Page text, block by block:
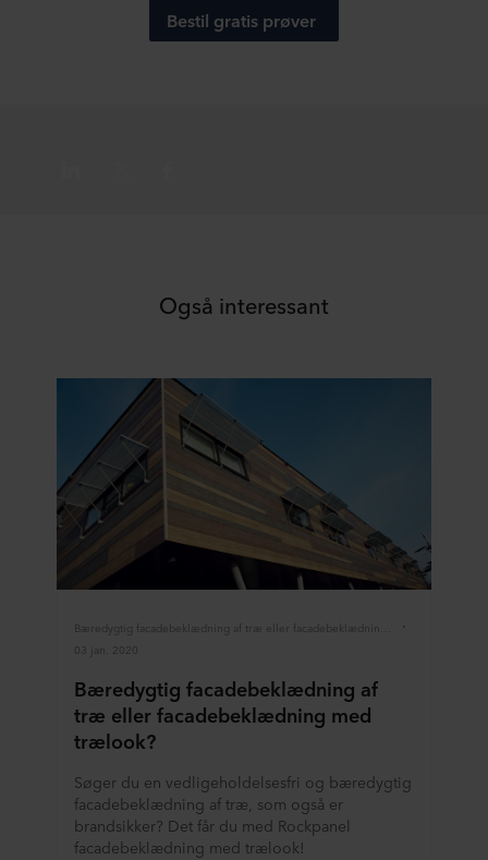
Bestil gratis prøver
Også interessant
03 jan. 2020
Bæredygtig facadebeklædning af
træ eller facadebeklædning med
trælook?
Søger du en vedligeholdelsesfri og bæredygtig
facadebeklædning af træ, som også er
brandsikker? Det får du med Rockpanel
facadebeklædning med trælook!